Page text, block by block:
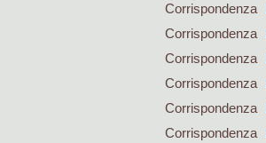
Corrispondenza
Corrispondenza
Corrispondenza
Corrispondenza
Corrispondenza
Corrispondenza